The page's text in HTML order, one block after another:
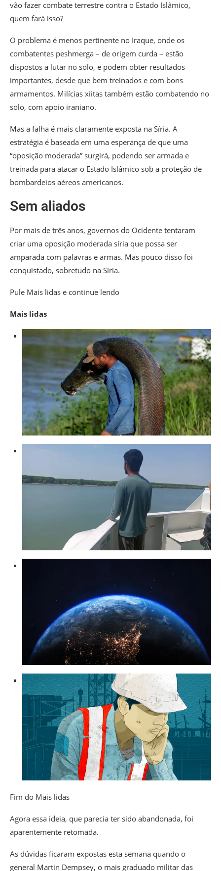
vão fazer combate terrestre contra o Estado Islâmico,
quem fará isso?
O problema é menos pertinente no Iraque, onde os
combatentes peshmerga – de origem curda – estão
dispostos a lutar no solo, e podem obter resultados
importantes, desde que bem treinados e com bons
armamentos. Milícias xiitas também estão combatendo no
solo, com apoio iraniano.
Mas a falha é mais claramente exposta na Síria. A
estratégia é baseada em uma esperança de que uma
“oposição moderada” surgirá, podendo ser armada e
treinada para atacar o Estado Islâmico sob a proteção de
bombardeios aéreos americanos.
Sem aliados
Por mais de três anos, governos do Ocidente tentaram
criar uma oposição moderada síria que possa ser
amparada com palavras e armas. Mas pouco disso foi
conquistado, sobretudo na Síria.
Pule Mais lidas e continue lendo
Mais lidas
Fim do Mais lidas
Agora essa ideia, que parecia ter sido abandonada, foi
aparentemente retomada.
As dúvidas ficaram expostas esta semana quando o
general Martin Dempsey, o mais graduado militar das